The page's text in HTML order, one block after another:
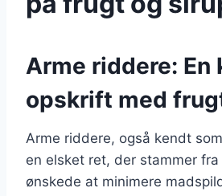
Arme riddere: En
opskrift med
Arme riddere, også kendt
en elsket ret, der stammer
ønskede at minimere